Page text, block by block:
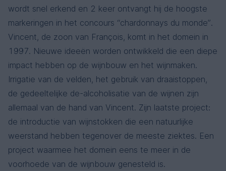
wordt snel erkend en 2 keer ontvangt hij de hoogste
markeringen in het concours “chardonnays du monde”.
Vincent, de zoon van François, komt in het domein in
1997. Nieuwe ideeën worden ontwikkeld die een diepe
impact hebben op de wijnbouw en het wijnmaken.
Irrigatie van de velden, het gebruik van draaistoppen,
de gedeeltelijke de-alcoholisatie van de wijnen zijn
allemaal van de hand van Vincent. Zijn laatste project:
de introductie van wijnstokken die een natuurlijke
weerstand hebben tegenover de meeste ziektes. Een
project waarmee het domein eens te meer in de
voorhoede van de wijnbouw genesteld is.